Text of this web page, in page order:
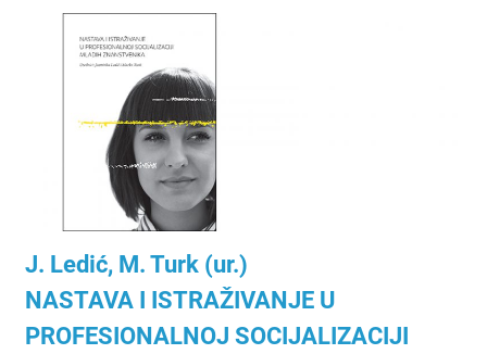
J. Ledić, M. Turk (ur.)
NASTAVA I ISTRAŽIVANJE U
PROFESIONALNOJ SOCIJALIZACIJI